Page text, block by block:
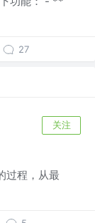
27
关注
过程，从最